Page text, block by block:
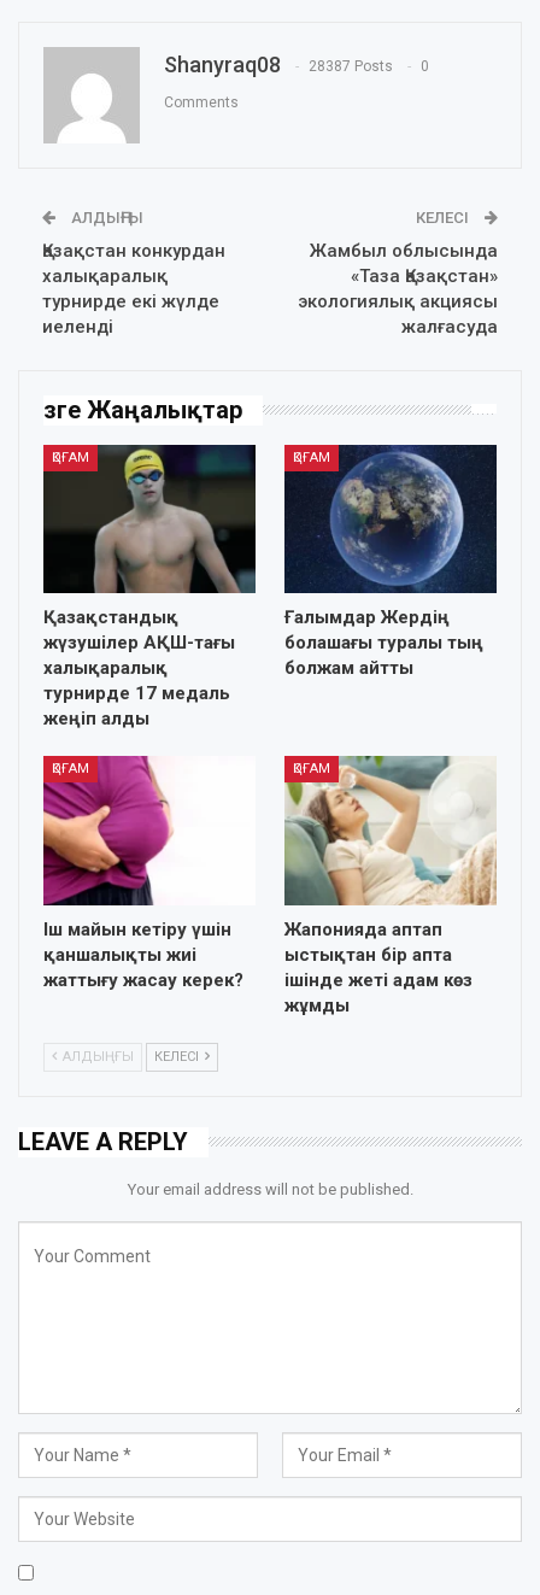
Shanyraq08 28387 Posts 0
Comments
АЛДЫҢҒЫ
Қазақстан конкурдан
халықаралық
турнирде екі жүлде
иеленді
КЕЛЕСІ
Жамбыл облысында
«Таза Қазақстан»
экологиялық акциясы
жалғасуда
Өзге Жаңалықтар
ҚОҒАМ
Қазақстандық
жүзушілер АҚШ-тағы
халықаралық
турнирде 17 медаль
жеңіп алды
ҚОҒАМ
Ғалымдар Жердің
болашағы туралы тың
болжам айтты
ҚОҒАМ
Іш майын кетіру үшін
қаншалықты жиі
жаттығу жасау керек?
ҚОҒАМ
Жапонияда аптап
ыстықтан бір апта
ішінде жеті адам көз
жұмды
АЛДЫҢҒЫ КЕЛЕСІ
LEAVE A REPLY
Your email address will not be published.